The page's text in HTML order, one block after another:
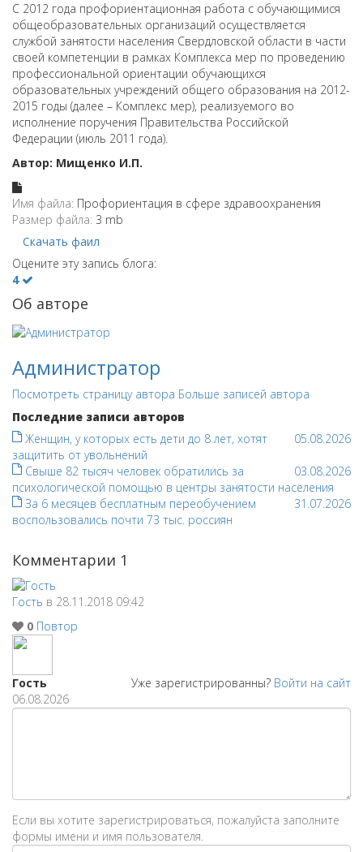
С 2012 года профориентационная работа с обучающимися
общеобразовательных организаций осуществляется
службой занятости населения Свердловской области в части
своей компетенции в рамках Комплекса мер по проведению
профессиональной ориентации обучающихся
образовательных учреждений общего образования на 2012-
2015 годы (далее – Комплекс мер), реализуемого во
исполнение поручения Правительства Российской
Федерации (июль 2011 года).
Автор: Мищенко И.П.
Имя файла: Профориентация в сфере здравоохранения
Размер файла: 3 mb
Скачать фаил
Оцените эту запись блога:
4
Об авторе
Администратор
Посмотреть страницу автора Больше записей автора
Последние записи авторов
05.08.2026
Женщин, у которых есть дети до 8 лет, хотят
защитить от увольнений
03.08.2026
Свыше 82 тысяч человек обратились за
психологической помощью в центры занятости населения
31.07.2026
За 6 месяцев бесплатным переобучением
воспользовались почти 73 тыс. россиян
Комментарии 1
Гость в 28.11.2018 09:42
0 Повтор
Уже зарегистрированны? Войти на сайт
Гость
06.08.2026
Если вы хотите зарегистрироваться, пожалуйста заполните
формы имени и имя пользователя.